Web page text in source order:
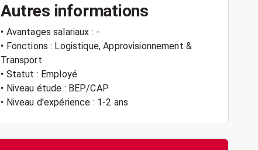
Autres informations
• Avantages salariaux : -
• Fonctions : Logistique, Approvisionnement &
Transport
• Statut : Employé
• Niveau étude : BEP/CAP
• Niveau d'expérience : 1-2 ans